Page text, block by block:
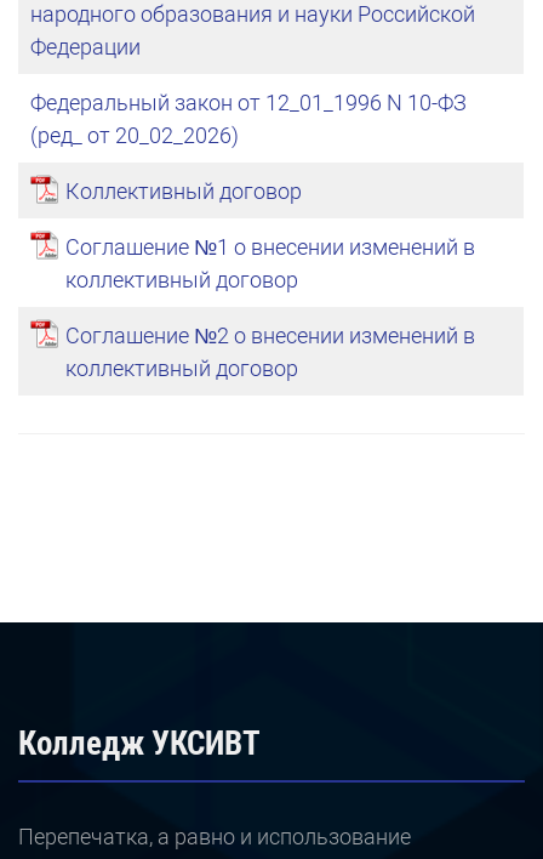
народного образования и науки Российской
Федерации
Федеральный закон от 12_01_1996 N 10-ФЗ
(ред_ от 20_02_2026)
Коллективный договор
Соглашение №1 о внесении изменений в
коллективный договор
Соглашение №2 о внесении изменений в
коллективный договор
Колледж УКСИВТ
Перепечатка, а равно и использование